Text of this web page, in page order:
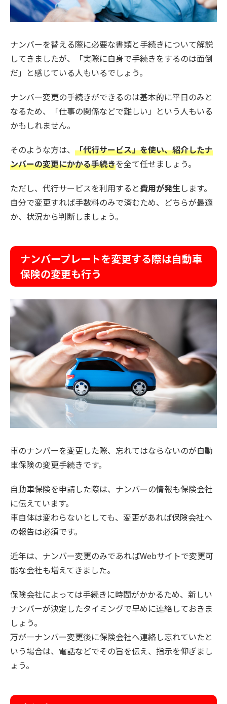
ナンバーを替える際に必要な書類と手続きについて解説
してきましたが、「実際に自身で手続きをするのは面倒
だ」と感じている人もいるでしょう。
ナンバー変更の手続きができるのは基本的に平日のみと
なるため、「仕事の関係などで難しい」という人もいる
かもしれません。
そのような方は、 「代行サービス」を使い、紹介したナ
ンバーの変更にかかる手続きを全て任せましょう。
ただし、代行サービスを利用すると費用が発生します。
自分で変更すれば手数料のみで済むため、どちらが最適
か、状況から判断しましょう。
ナンバープレートを変更する際は自動車
保険の変更も行う
車のナンバーを変更した際、忘れてはならないのが自動
車保険の変更手続きです。
自動車保険を申請した際は、ナンバーの情報も保険会社
に伝えています。
車自体は変わらないとしても、変更があれば保険会社へ
の報告は必須です。
近年は、ナンバー変更のみであればWebサイトで変更可
能な会社も増えてきました。
保険会社によっては手続きに時間がかかるため、新しい
ナンバーが決定したタイミングで早めに連絡しておきま
しょう。
万が一ナンバー変更後に保険会社へ連絡し忘れていたと
いう場合は、電話などでその旨を伝え、指示を仰ぎまし
ょう。